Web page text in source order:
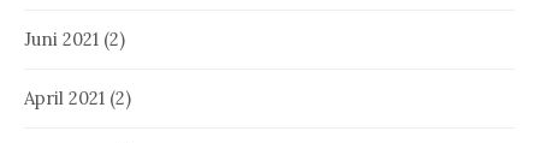
Juni 2021 (2)
April 2021 (2)